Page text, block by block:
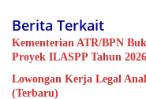
Berita Terkait
Kementerian ATR/BPN
Proyek ILASPP Tahun 2026
Lowongan Kerja Legal
(Terbaru)